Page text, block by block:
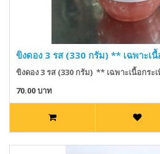
ขิงดอง 3 รส (330 กรัม) ** เฉพาะเ
ขิงดอง 3 รส (330 กรัม) ** เฉพาะเนื้อกระ
70.00 บาท